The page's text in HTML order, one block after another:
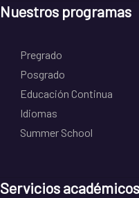
Nuestros programas
Pregrado
Posgrado
Educación Continua
Idiomas
Summer School
Servicios académicos